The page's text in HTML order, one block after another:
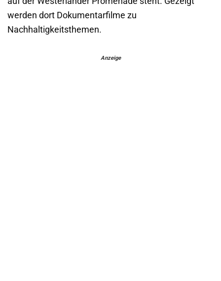
werden dort Dokumentarfilme zu
Nachhaltigkeitsthemen.
Anzeige